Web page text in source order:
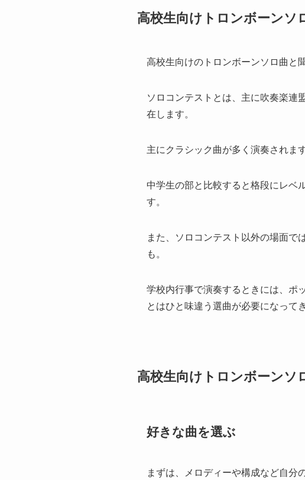
高校生向けトロンボーンソ
高校生向けのトロンボーンソロ曲と
ソロコンテストとは、主に吹奏楽連
在します。
主にクラシック曲が多く演奏されます
中学生の部と比較すると格段にレベ
す。
また、ソロコンテスト以外の場面で
も。
学校内行事で演奏するときには、ポ
とはひと味違う選曲が必要になってき
高校生向けトロンボーンソ
好きな曲を選ぶ
まずは、メロディーや構成など自分